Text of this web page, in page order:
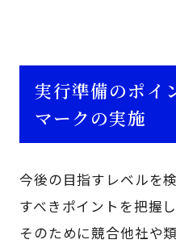
実行準備のポイ
マークの実施
今後の目指すレベルを
すべきポイントを把握
そのために競合他社や